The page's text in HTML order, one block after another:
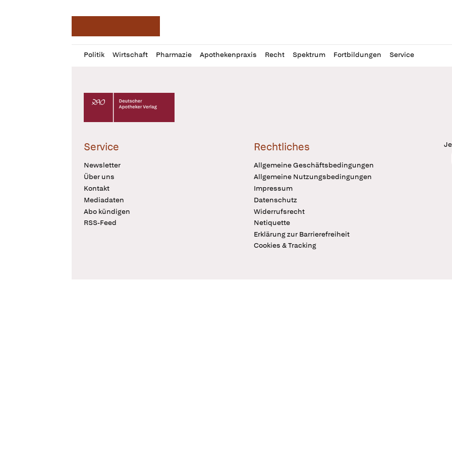
Politik Wirtschaft Pharmazie Apothekenpraxis Recht Spektrum Fortbildungen Service
Profil
öffnen
Daz
Pur
Deutscher Apotheker Verlag Logo
Service
Newsletter
Über uns
Kontakt
Mediadaten
Abo kündigen
RSS-Feed
Rechtliches
Allgemeine Geschäftsbedingungen
Allgemeine Nutzungsbedingungen
Impressum
Datenschutz
Widerrufsrecht
Netiquette
Erklärung zur Barrierefreiheit
Cookies & Tracking